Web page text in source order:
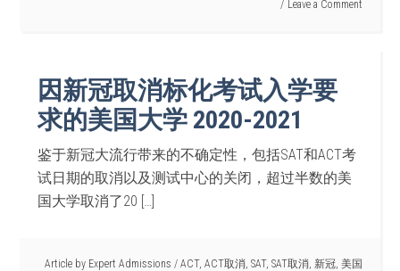
Leave a Comment
因新冠取消标化考试入学要
求的美国大学 2020-2021
鉴于新冠大流行带来的不确定性，包括SAT和ACT考
试日期的取消以及测试中心的关闭，超过半数的美
国大学取消了20 […]
Article by Expert Admissions / ACT, ACT取消, SAT, SAT取消, 新冠, 美国